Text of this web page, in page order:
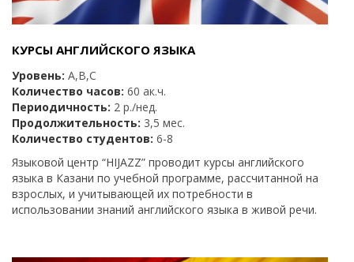
КУРСЫ АНГЛИЙСКОГО ЯЗЫКА
Уровень: А,B,C
Количество часов: 60 ак.ч.
Периодичность: 2 р./нед.
Продолжительность: 3,5 мес.
Количество студентов: 6-8
Языковой центр “HIJAZZ” проводит курсы английского
языка в Казани по учебной программе, рассчитанной на
взрослых, и учитывающей их потребности в
использовании знаний английского языка в живой речи.